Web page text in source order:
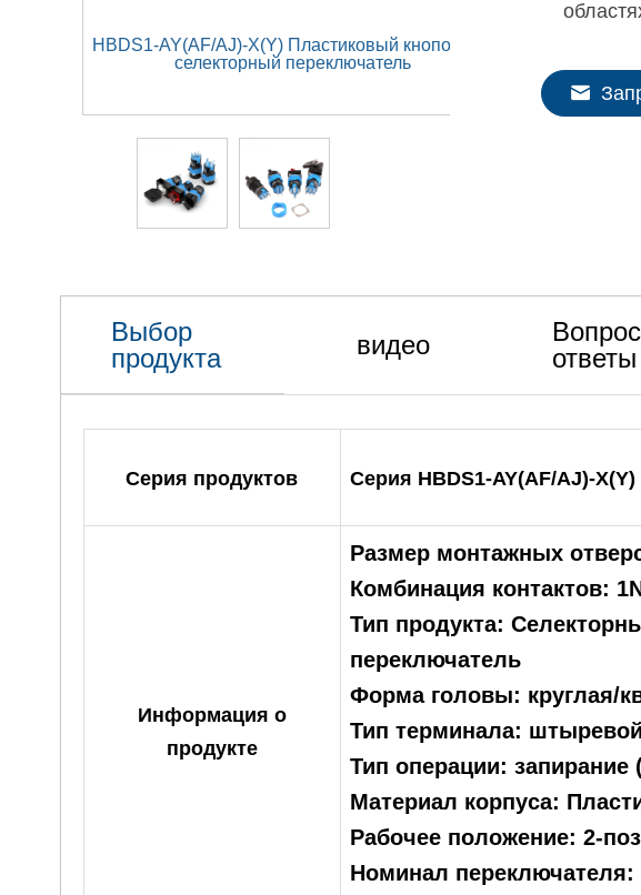
HBDS1-AY(AF/AJ)-X(Y) Пластиковый кнопочный
селекторный переключатель
Выбор
продукта
видео
ответы
Серия продуктов Серия HBDS1-AY(AF/AJ)-X(Y)
Информация о
продукте
Размер монтажных
Комбинация контактов:
Тип продукта:
переключатель
Форма головы: круглая/
Тип терминала:
Тип операции: запирание
Материал корпуса:
Рабочее положение: 2-
Номинал переключателя: